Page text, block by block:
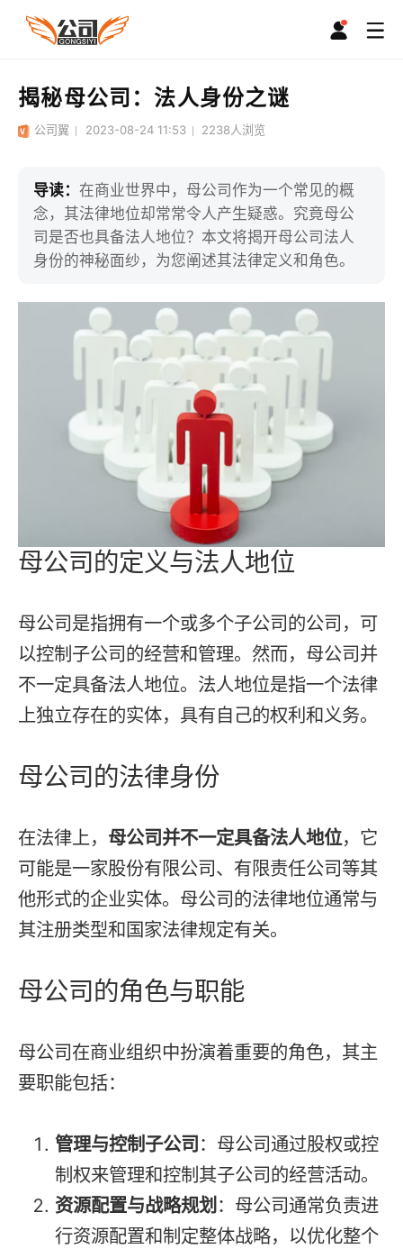
揭秘母公司：法人身份之谜
公司翼 2023-08-24 11:53 2238人浏览
导读：在商业世界中，母公司作为一个常见的概
念，其法律地位却常常令人产生疑惑。究竟母公
司是否也具备法人地位？本文将揭开母公司法人
身份的神秘面纱，为您阐述其法律定义和角色。
母公司的定义与法人地位
母公司是指拥有一个或多个子公司的公司，可
以控制子公司的经营和管理。然而，母公司并
不一定具备法人地位。法人地位是指一个法律
上独立存在的实体，具有自己的权利和义务。
母公司的法律身份
在法律上， 母公司并不一定具备法人地位，它
可能是一家股份有限公司、有限责任公司等其
他形式的企业实体。母公司的法律地位通常与
其注册类型和国家法律规定有关。
母公司的角色与职能
母公司在商业组织中扮演着重要的角色，其主
要职能包括：
管理与控制子公司 ：母公司通过股权或控
制权来管理和控制其子公司的经营活动。
资源配置与战略规划 ：母公司通常负责进
行资源配置和制定整体战略，以优化整个